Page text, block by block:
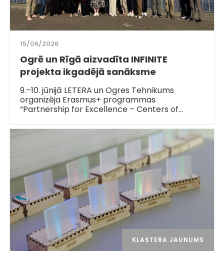
15/06/2026
Ogrē un Rīgā aizvadīta INFINITE
projekta ikgadējā sanāksme
9.–10. jūnijā LETERA un Ogres Tehnikums
organizēja Erasmus+ programmas
“Partnership for Excellence – Centers of…
KLASTERA JAUNUMS